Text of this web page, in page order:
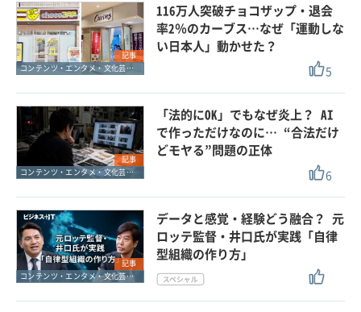
記事
コンテンツ・エンタメ・文化芸能・スポーツ
116万人突破チョコザップ・退会
率2％のカーブス…なぜ「運動しな
い日本人」動かせた？
5
記事
コンテンツ・エンタメ・文化芸能・スポーツ
「法的にOK」でもなぜ炎上？ AI
で作っただけなのに… “合法だけ
どモヤる”問題の正体
6
記事
コンテンツ・エンタメ・文化芸能・スポーツ
データと感覚・経験どう融合？ 元
ロッテ監督・井口氏が実践「自律
型組織の作り方」